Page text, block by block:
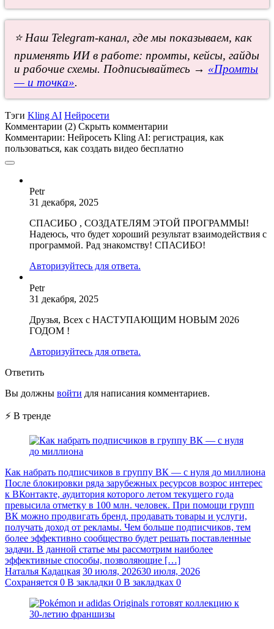
⭐ Наш Telegram-канал, где мы показываем, как
применять ИИ в работе: промты, кейсы, гайды
и рабочие схемы. Подписывайтесь → «Промты
— и точка».
Тэги Kling AI Нейросети
Комментарии (2) Скрыть комментарии
Комментарии: Нейросеть Kling AI: регистрация, как
пользоваться, как создать видео бесплатно
Petr
31 декабря, 2025
СПАСИБО , СОЗДАТЕЛЯМ ЭТОЙ ПРОГРАММЫ!
Надеюсь, что будет хороший результат взаимодействия с
программой. Рад знакомству! СПАСИБО!
Авторизуйтесь для ответа.
Petr
31 декабря, 2025
Друзья, Всех с НАСТУПАЮЩИМ НОВЫМ 2026
ГОДОМ !
Авторизуйтесь для ответа.
Ответить
Вы должны войти для написания комментариев.
⚡ В тренде
Как набрать подписчиков в группу ВК — с нуля до миллиона
После блокировки ряда зарубежных ресурсов возрос интерес
к ВКонтакте, аудитория которого летом текущего года
превысила отметку в 100 млн. человек. При помощи групп
ВК можно продвигать бренд, продавать товары и услуги,
получать доход от рекламы. Чем больше подписчиков, тем
более эффективно сообщество будет решать поставленные
задачи. В данной статье мы рассмотрим наиболее
эффективные способы, позволяющие […]
Наталья Кадацкая 30 июля, 202630 июля, 2026
Сохраняется 0 В закладки 0 В закладках 0